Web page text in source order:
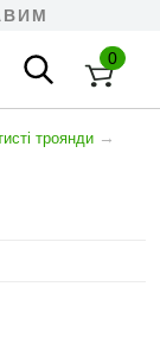
0
троянди →